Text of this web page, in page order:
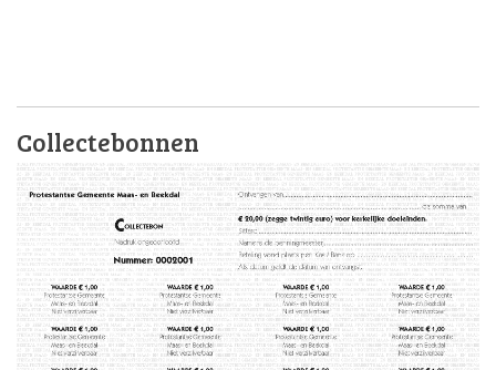
Collectebonnen